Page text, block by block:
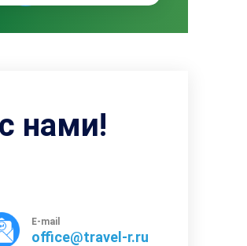
нами!
E-mail
office@travel-r.ru